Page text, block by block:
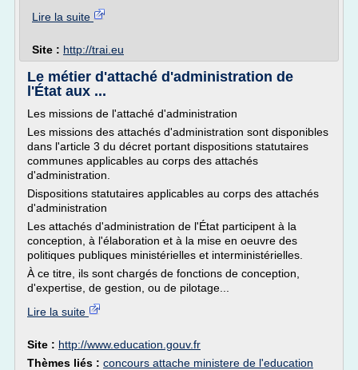
Lire la suite
Site : http://trai.eu
Le métier d'attaché d'administration de
l'État aux ...
Les missions de l'attaché d'administration
Les missions des attachés d'administration sont disponibles
dans l'article 3 du décret portant dispositions statutaires
communes applicables au corps des attachés
d'administration.
Dispositions statutaires applicables au corps des attachés
d'administration
Les attachés d'administration de l'État participent à la
conception, à l'élaboration et à la mise en oeuvre des
politiques publiques ministérielles et interministérielles.
À ce titre, ils sont chargés de fonctions de conception,
d'expertise, de gestion, ou de pilotage...
Lire la suite
Site : http://www.education.gouv.fr
Thèmes liés : concours attache ministere de l'education